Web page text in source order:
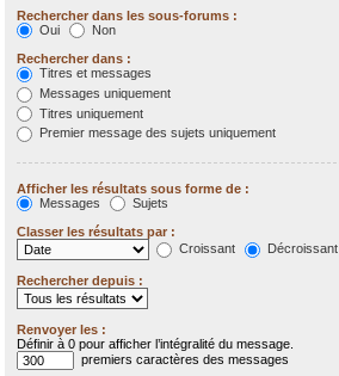
Rechercher dans les sous-forums :
Oui
Non
Rechercher dans :
Titres et messages
Messages uniquement
Titres uniquement
Premier message des sujets uniquement
Afficher les résultats sous forme de :
Messages
Sujets
Classer les résultats par :
Croissant
Décroissant
Rechercher depuis :
Renvoyer les :
Définir à 0 pour afficher l’intégralité du message.
premiers caractères des messages